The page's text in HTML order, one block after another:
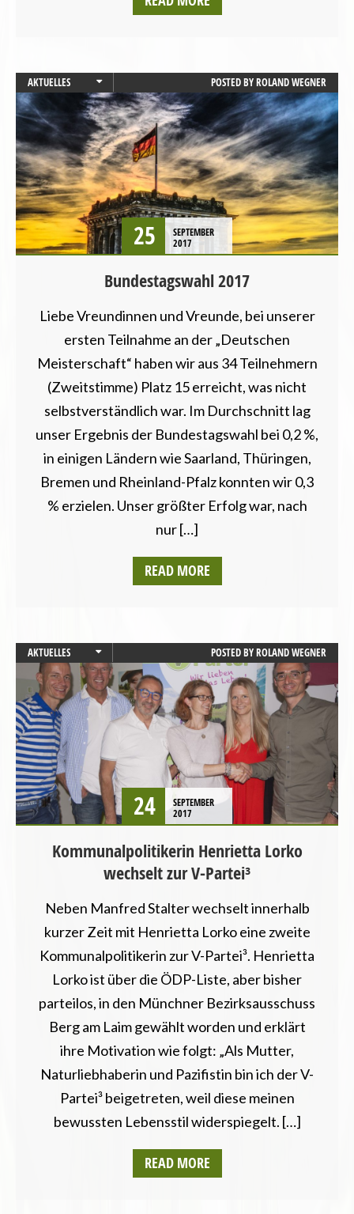
AKTUELLES
BUNDESTAGSWAHL
POSTED BYROLAND WEGNER
25
SEPTEMBER
2017
Bundestagswahl 2017
Liebe Vreundinnen und Vreunde, bei unserer
ersten Teilnahme an der „Deutschen
Meisterschaft“ haben wir aus 34 Teilnehmern
(Zweitstimme) Platz 15 erreicht, was nicht
selbstverständlich war. Im Durchschnitt lag
unser Ergebnis der Bundestagswahl bei 0,2 %,
in einigen Ländern wie Saarland, Thüringen,
Bremen und Rheinland-Pfalz konnten wir 0,3
% erzielen. Unser größter Erfolg war, nach
nur […]
READ MORE
AKTUELLES
BAYERN
LANDESVERBÄNDE
POSTED BYROLAND WEGNER
24
SEPTEMBER
2017
Kommunalpolitikerin Henrietta Lorko
wechselt zur V-Partei³
Neben Manfred Stalter wechselt innerhalb
kurzer Zeit mit Henrietta Lorko eine zweite
Kommunalpolitikerin zur V-Partei³. Henrietta
Lorko ist über die ÖDP-Liste, aber bisher
parteilos, in den Münchner Bezirksausschuss
Berg am Laim gewählt worden und erklärt
ihre Motivation wie folgt: „Als Mutter,
Naturliebhaberin und Pazifistin bin ich der V-
Partei³ beigetreten, weil diese meinen
bewussten Lebensstil widerspiegelt. […]
READ MORE